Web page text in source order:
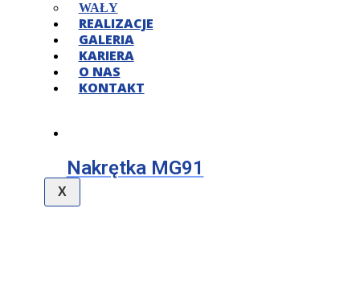
WAŁY
REALIZACJE
GALERIA
KARIERA
O NAS
KONTAKT
X
Nakrętka MG91